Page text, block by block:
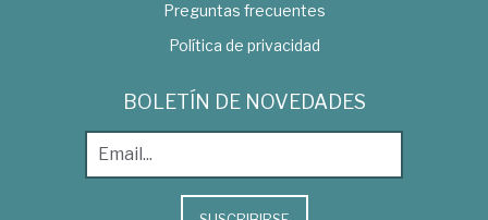
Preguntas frecuentes
Política de privacidad
BOLETÍN DE NOVEDADES